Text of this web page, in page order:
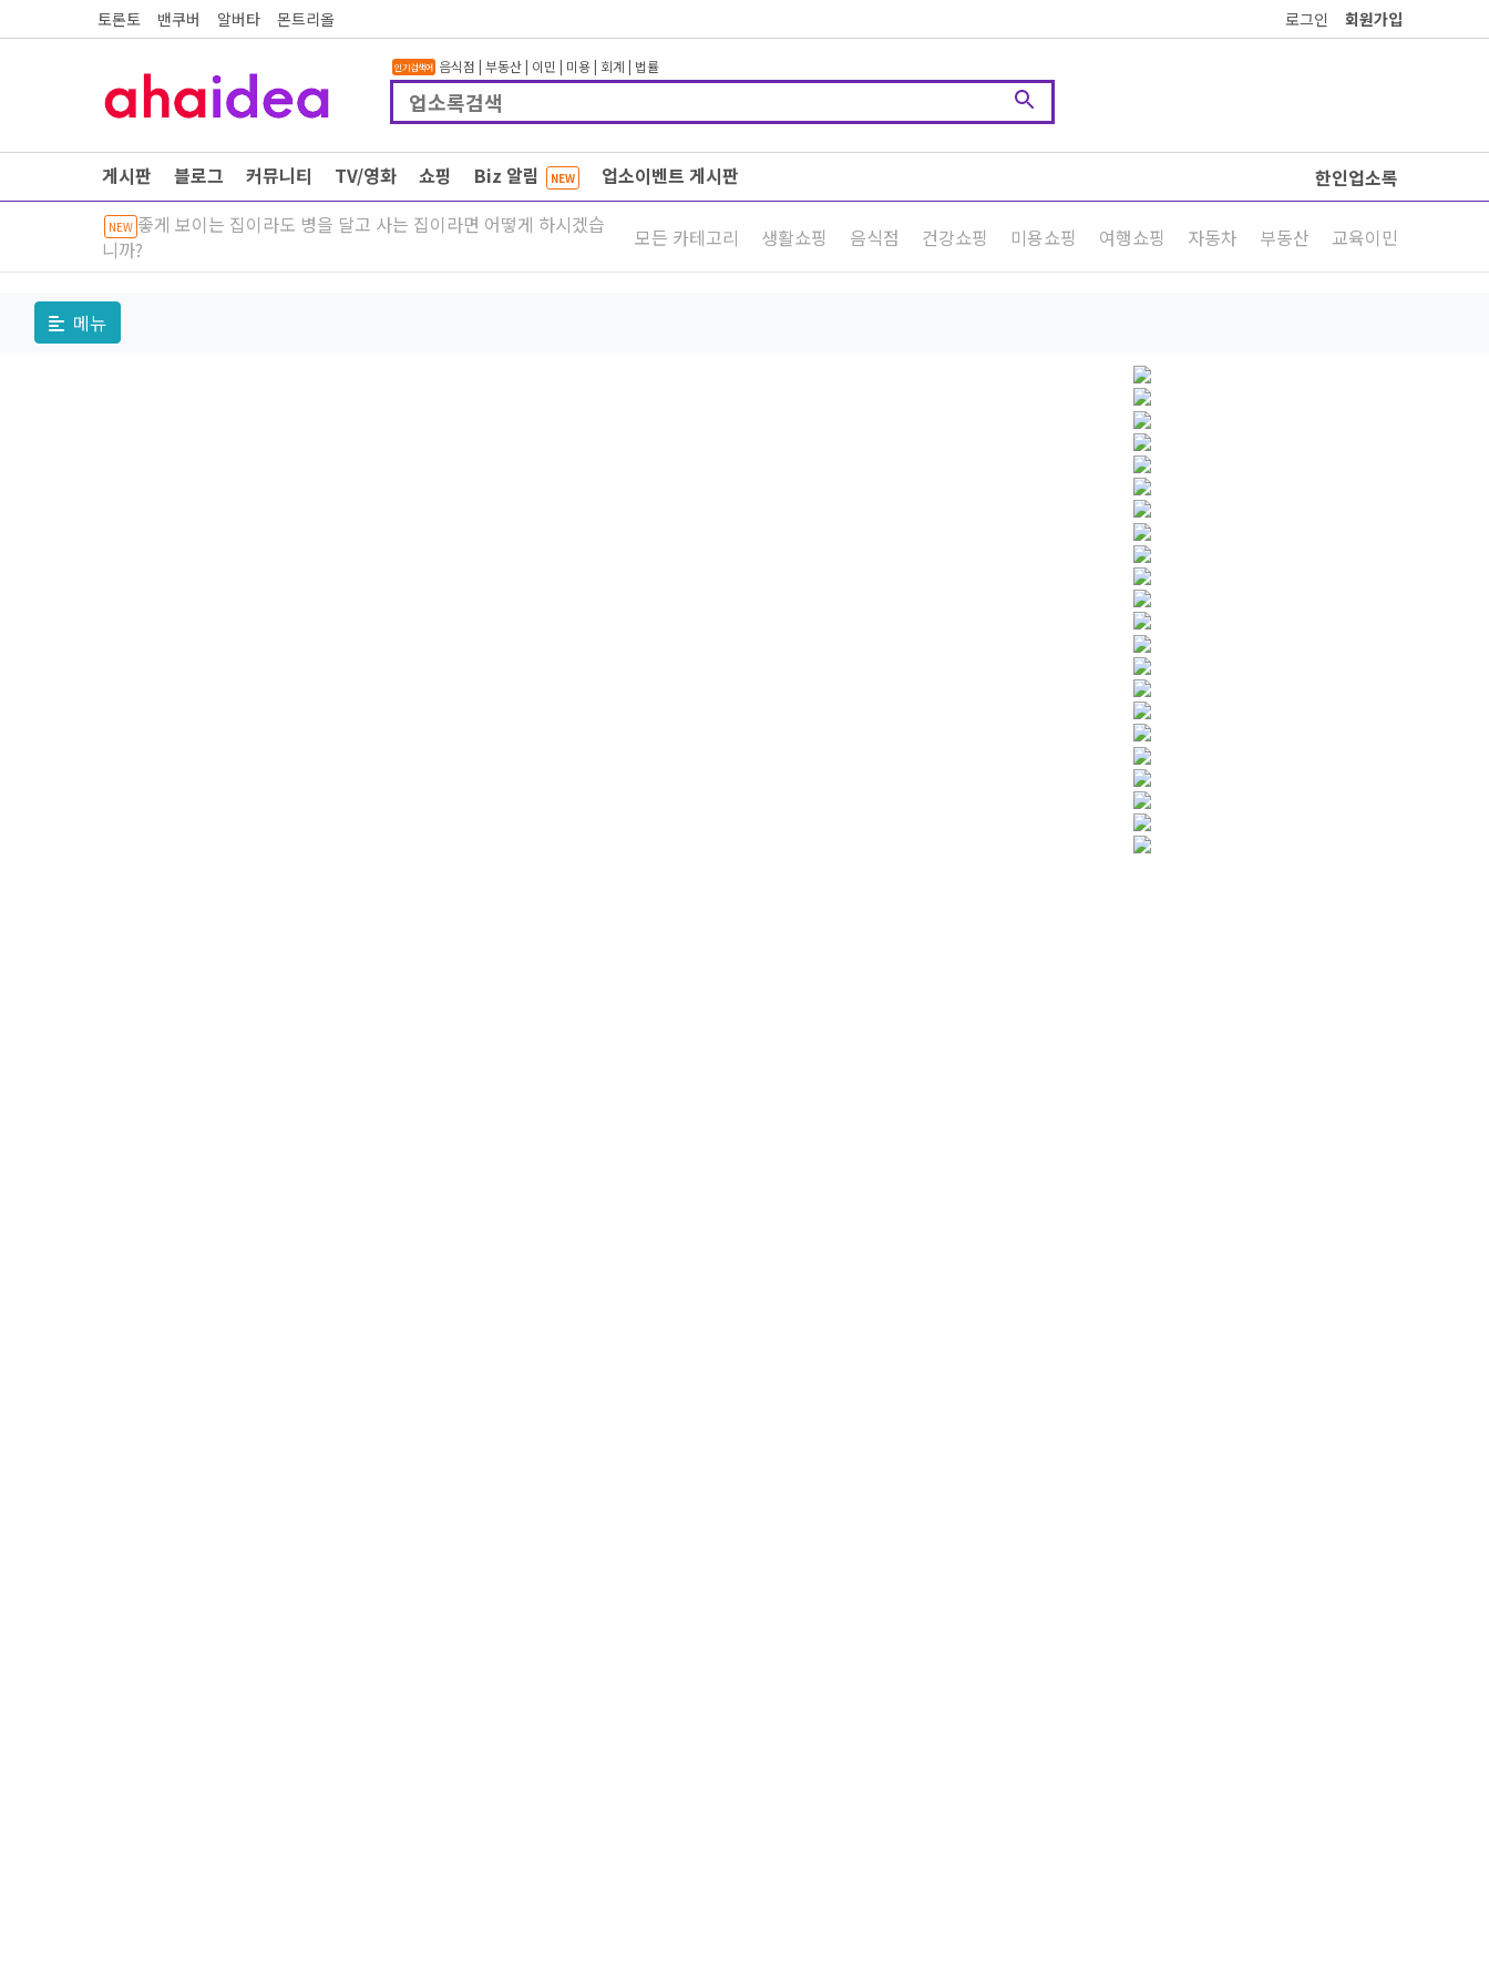
토론토 밴쿠버 알버타 몬트리올 로그인 회원가입
인기검색어 음식점 | 부동산| 이민 | 미용| 회계 | 법률
게시판 블로그 커뮤니티 TV/영화 쇼핑 Biz 알림 NEW 업소이벤트 게시판 한인업소록
NEW 좋게 보이는 집이라도 병을 달고 사는 집이라면 어떻게 하시겠습
니까?
모든 카테고리 생활쇼핑 음식점 건강쇼핑 미용쇼핑 여행쇼핑 자동차 부동산 교육이민
메뉴